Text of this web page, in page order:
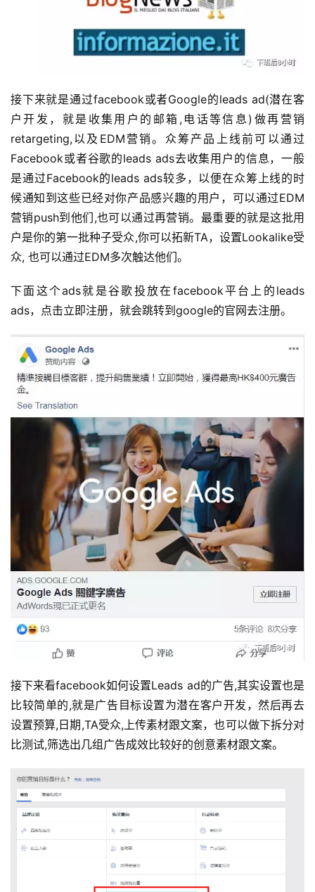
盘
手
C
l
u
b
干
货
精
选
接下来就是通过facebook或者Google的leads ad(潜在客
户开发，就是收集用户的邮箱,电话等信息)做再营销
retargeting,以及EDM营销。众筹产品上线前可以通过
Facebook或者谷歌的leads ads去收集用户的信息，一般
是通过Facebook的leads ads较多，以便在众筹上线的时
候通知到这些已经对你产品感兴趣的用户，可以通过EDM
营销push到他们,也可以通过再营销。最重要的就是这批用
户是你的第一批种子受众,你可以拓新TA，设置Lookalike受
众, 也可以通过EDM多次触达他们。
下面这个ads就是谷歌投放在facebook平台上的leads
ads，点击立即注册，就会跳转到google的官网去注册。
接下来看facebook如何设置Leads ad的广告,其实设置也是
比较简单的,就是广告目标设置为潜在客户开发，然后再去
设置预算,日期,TA受众,上传素材跟文案，也可以做下拆分对
比测试,筛选出几组广告成效比较好的创意素材跟文案。